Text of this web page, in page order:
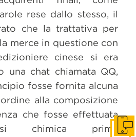
rese dallo stesso, il
che la trattativa per
merce in questione con
cinese si era
una chat chiamata QQ,
fosse fornita alcuna
alla composizione
che fosse effettuata
chimica prima
Get